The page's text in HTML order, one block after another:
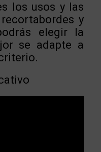
los usos y las
y
elegir la
se adapte a